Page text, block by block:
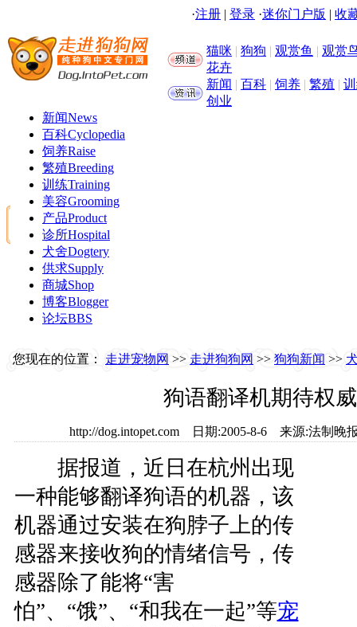
·注册 | 登录 ·迷你门户版 | 收
猫咪 | 狗狗 | 观赏鱼 | 观赏
花卉
新闻 | 百科 | 饲养 | 繁殖 |
创业
新闻News
百科Cyclopedia
饲养Raise
繁殖Breeding
训练Training
美容Grooming
产品Product
诊所Hospital
犬舍Dogtery
供求Supply
商城Shop
博客Blogger
论坛BBS
您现在的位置： 走进宠物网 >> 走进狗狗网 >> 狗狗新闻 >>
狗语翻译机期待权
http://dog.intopet.com 日期:2005-8-6 来源:法制
据报道，近日在杭州出现
一种能够翻译狗语的机器，该
机器通过安装在狗脖子上的传
感器来接收狗的情绪信号，传
感器除了能将“害
怕”、“饿”、“和我在一起”等宠